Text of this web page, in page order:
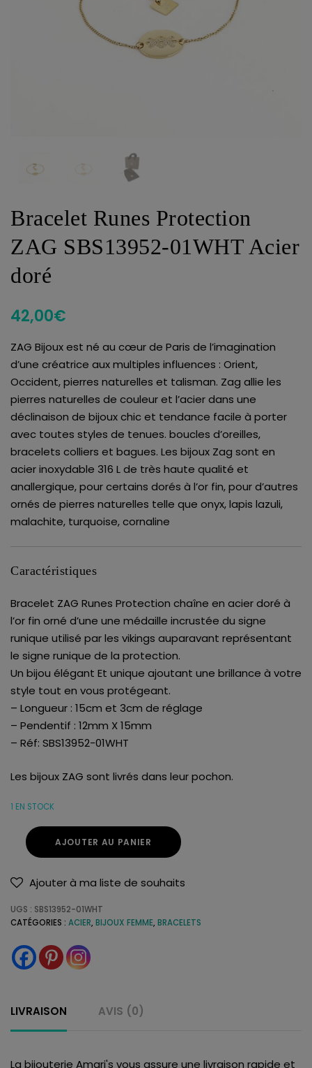
Bracelet Runes Protection
ZAG SBS13952-01WHT Acier
doré
42,00€
ZAG Bijoux est né au cœur de Paris de l’imagination
d’une créatrice aux multiples influences : Orient,
Occident, pierres naturelles et talisman. Zag allie les
pierres naturelles de couleur et l’acier dans une
déclinaison de bijoux chic et tendance facile à porter
avec toutes styles de tenues. boucles d’oreilles,
bracelets colliers et bagues. Les bijoux Zag sont en
acier inoxydable 316 L de très haute qualité et
anallergique, pour certains dorés à l’or fin, pour d’autres
ornés de pierres naturelles telle que onyx, lapis lazuli,
malachite, turquoise, cornaline
Caractéristiques
Bracelet ZAG Runes Protection chaîne en acier doré à
l’or fin orné d’une une médaille incrustée du signe
runique utilisé par les vikings auparavant représentant
le signe runique de la protection.
Un bijou élégant Et unique ajoutant une brillance à votre
style tout en vous protégeant.
– Longueur : 15cm et 3cm de réglage
– Pendentif : 12mm X 15mm
– Réf: SBS13952-01WHT
Les bijoux ZAG sont livrés dans leur pochon.
1 EN STOCK
AJOUTER AU PANIER
Ajouter à ma liste de souhaits
UGS : SBS13952-01WHT
CATÉGORIES : ACIER, BIJOUX FEMME, BRACELETS
LIVRAISON AVIS (0)
La bijouterie Amari's vous assure une livraison rapide et